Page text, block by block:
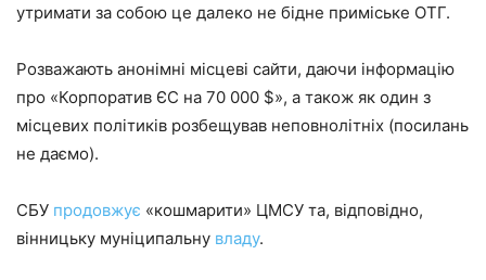
утримати за собою це далеко не бідне приміське ОТГ.
Розважають анонімні місцеві сайти, даючи інформацію
про «Корпоратив ЄС на 70 000 $», а також як один з
місцевих політиків розбещував неповнолітніх (посилань
не даємо).
СБУ продовжує «кошмарити» ЦМСУ та, відповідно,
вінницьку муніципальну владу.